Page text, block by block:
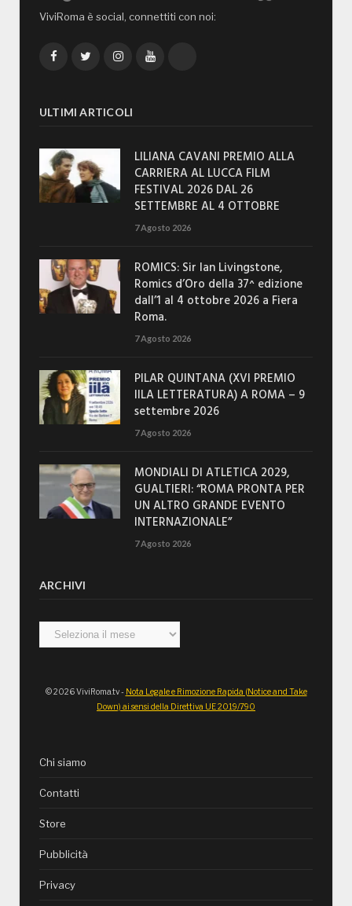
ViviRoma è social, connettiti con noi:
FacebookTwitterInstagramYouTube
ULTIMI ARTICOLI
LILIANA CAVANI PREMIO ALLA
CARRIERA AL LUCCA FILM
FESTIVAL 2026 DAL 26
SETTEMBRE AL 4 OTTOBRE
7 Agosto 2026
ROMICS: Sir Ian Livingstone,
Romics d’Oro della 37^ edizione
dall’1 al 4 ottobre 2026 a Fiera
Roma.
7 Agosto 2026
PILAR QUINTANA (XVI PREMIO
IILA LETTERATURA) A ROMA – 9
settembre 2026
7 Agosto 2026
MONDIALI DI ATLETICA 2029,
GUALTIERI: “ROMA PRONTA PER
UN ALTRO GRANDE EVENTO
INTERNAZIONALE”
7 Agosto 2026
ARCHIVI
Archivi
© 2026 ViviRoma.tv - Nota Legale e Rimozione Rapida (Notice and Take
Down) ai sensi della Direttiva UE 2019/790
Chi siamo
Contatti
Store
Pubblicità
Privacy